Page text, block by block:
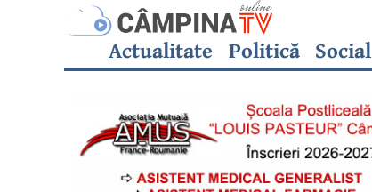
Actualitate Politică Social